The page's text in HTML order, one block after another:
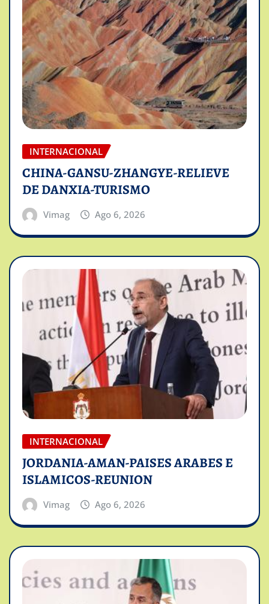
INTERNACIONAL
CHINA-GANSU-ZHANGYE-RELIEVE
DE DANXIA-TURISMO
Vimag Ago 6, 2026
INTERNACIONAL
JORDANIA-AMAN-PAISES ARABES E
ISLAMICOS-REUNION
Vimag Ago 6, 2026